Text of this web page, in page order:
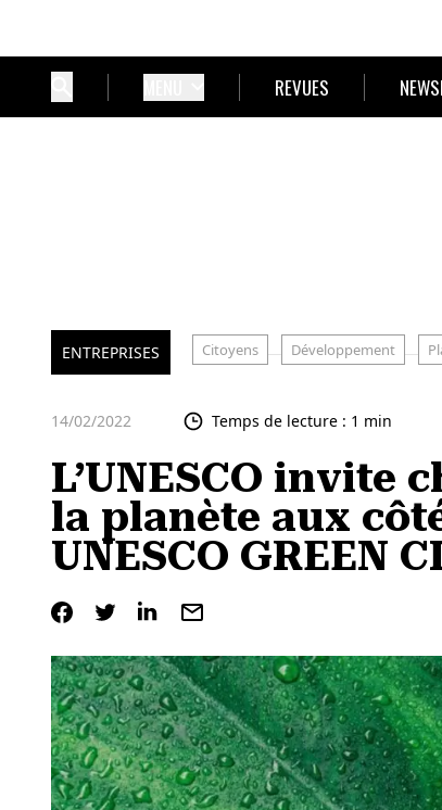
REVUES
ENTREPRISES Citoyens Développement
14/02/2022 Temps de lecture : 1 min
L’UNESCO invite
la planète aux
UNESCO GREEN